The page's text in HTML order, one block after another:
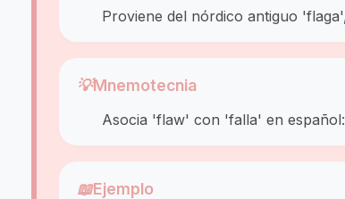
Proviene del nórdico antiguo
💡Mnemotecnia
Asocia 'flaw' con 'falla' en
📖Ejemplo